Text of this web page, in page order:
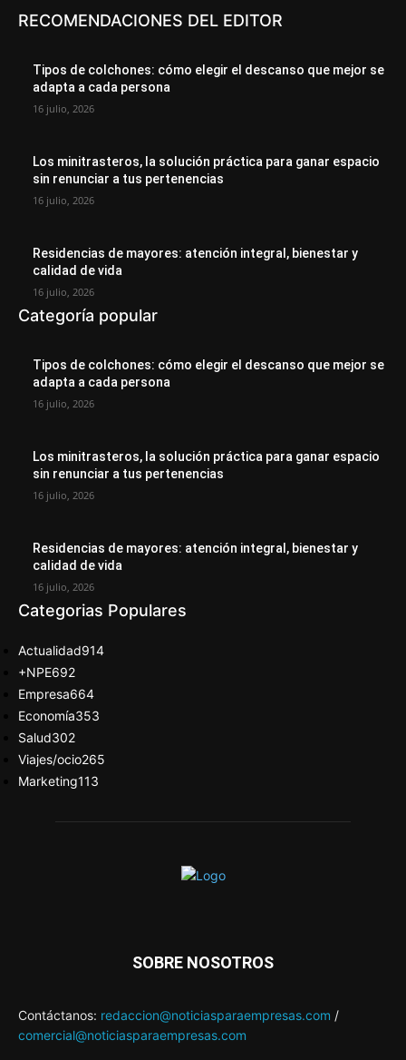
RECOMENDACIONES DEL EDITOR
Tipos de colchones: cómo elegir el descanso que mejor se
adapta a cada persona
16 julio, 2026
Los minitrasteros, la solución práctica para ganar espacio
sin renunciar a tus pertenencias
16 julio, 2026
Residencias de mayores: atención integral, bienestar y
calidad de vida
16 julio, 2026
Categoría popular
Tipos de colchones: cómo elegir el descanso que mejor se
adapta a cada persona
16 julio, 2026
Los minitrasteros, la solución práctica para ganar espacio
sin renunciar a tus pertenencias
16 julio, 2026
Residencias de mayores: atención integral, bienestar y
calidad de vida
16 julio, 2026
Categorias Populares
Actualidad914
+NPE692
Empresa664
Economía353
Salud302
Viajes/ocio265
Marketing113
SOBRE NOSOTROS
Contáctanos: redaccion@noticiasparaempresas.com /
comercial@noticiasparaempresas.com